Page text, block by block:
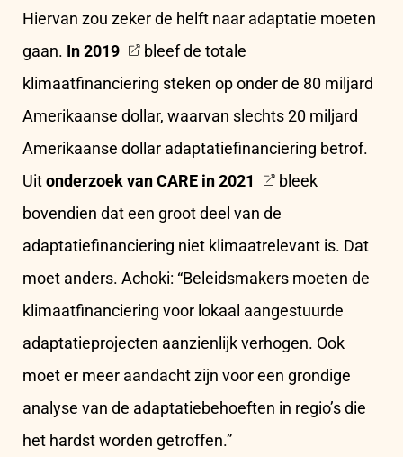
Hiervan zou zeker de helft naar adaptatie moeten
gaan. In 2019
bleef de totale
klimaatfinanciering steken op onder de 80 miljard
Amerikaanse dollar, waarvan slechts 20 miljard
Amerikaanse dollar adaptatiefinanciering betrof.
Uitonderzoek van CARE in 2021
bleek
bovendien dat een groot deel van de
adaptatiefinanciering niet klimaatrelevant is. Dat
moet anders. Achoki: “Beleidsmakers moeten de
klimaatfinanciering voor lokaal aangestuurde
adaptatieprojecten aanzienlijk verhogen. Ook
moet er meer aandacht zijn voor een grondige
analyse van de adaptatiebehoeften in regio’s die
het hardst worden getroffen.”